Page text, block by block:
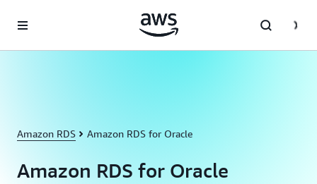
Amazon RDS Amazon RDS for Oracle
Amazon RDS for Oracle